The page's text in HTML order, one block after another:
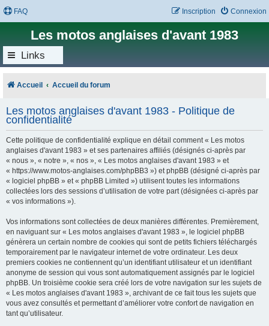
FAQ Connexion
Inscription
Les motos anglaises d'avant 1983
Links
Accueil Accueil du forum
Les motos anglaises d'avant 1983 - Politique de
confidentialité
Cette politique de confidentialité explique en détail comment « Les motos
anglaises d'avant 1983 » et ses partenaires affiliés (désignés ci-après par
« nous », « notre », « nos », « Les motos anglaises d'avant 1983 » et
« https://www.motos-anglaises.com/phpBB3 ») et phpBB (désigné ci-après par
« logiciel phpBB » et « phpBB Limited ») utilisent toutes les informations
collectées lors des sessions d’utilisation de votre part (désignées ci-après par
« vos informations »).
Vos informations sont collectées de deux manières différentes. Premièrement,
en naviguant sur « Les motos anglaises d'avant 1983 », le logiciel phpBB
génèrera un certain nombre de cookies qui sont de petits fichiers téléchargés
temporairement par le navigateur internet de votre ordinateur. Les deux
premiers cookies ne contiennent qu’un identifiant utilisateur et un identifiant
anonyme de session qui vous sont automatiquement assignés par le logiciel
phpBB. Un troisième cookie sera créé lors de votre navigation sur les sujets de
« Les motos anglaises d'avant 1983 », archivant de ce fait tous les sujets que
vous avez consultés et permettant d’améliorer votre confort de navigation en
tant qu’utilisateur.